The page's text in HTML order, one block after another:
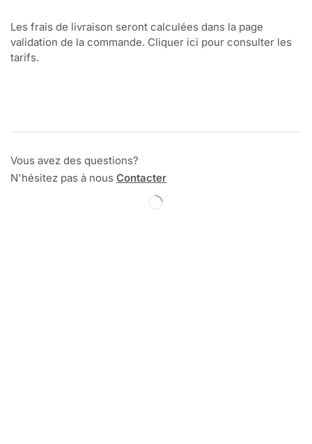
Les frais de livraison seront calculées dans la page
validation de la commande. Cliquer ici pour consulter les
tarifs.
Vous avez des questions?
N'hésitez pas à nous Contacter